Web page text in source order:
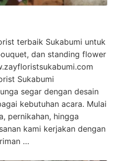
terbaik Sukabumi untuk
dan standing flower
Sukabumi
segar dengan desain
kebutuhan acara. Mulai
pernikahan, hingga
kami kerjakan dengan
…